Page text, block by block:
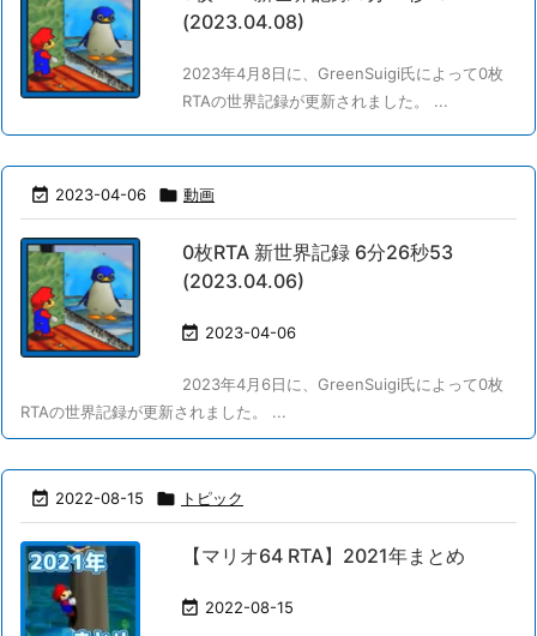
(2023.04.08)
2023年4月8日に、GreenSuigi氏によって0枚
RTAの世界記録が更新されました。 ...
 2023-04-06  動画
0枚RTA 新世界記録 6分26秒53
(2023.04.06)
 2023-04-06
2023年4月6日に、GreenSuigi氏によって0枚
RTAの世界記録が更新されました。 ...
 2022-08-15  トピック
【マリオ64 RTA】2021年まとめ
 2022-08-15